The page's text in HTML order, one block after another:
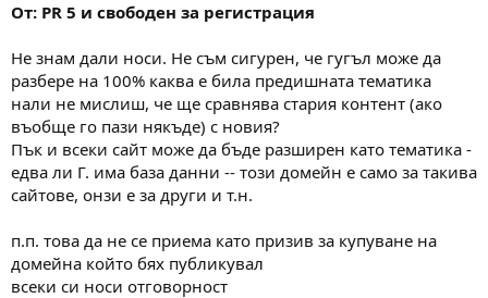
От: PR 5 и свободен за регистрация
Не знам дали носи. Не съм сигурен, че гугъл може да
разбере на 100% каква е била предишната тематика
нали не мислиш, че ще сравнява стария контент (ако
въобще го пази някъде) с новия?
Пък и всеки сайт може да бъде разширен като тематика -
едва ли Г. има база данни -- този домейн е само за такива
сайтове, онзи е за други и т.н.
п.п. това да не се приема като призив за купуване на
домейна който бях публикувал
всеки си носи отговорност